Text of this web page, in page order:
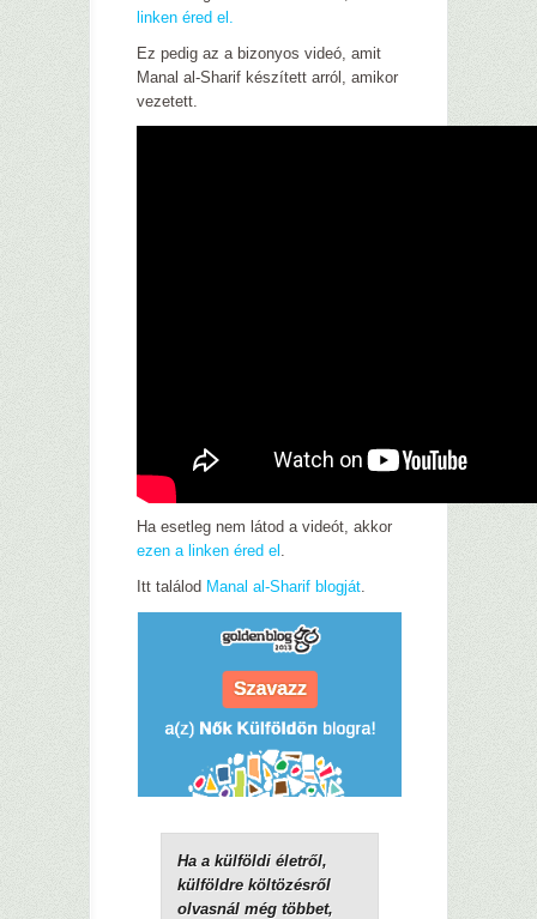
linken éred el.
Ez pedig az a bizonyos videó, amit
Manal al-Sharif készített arról, amikor
vezetett.
Ha esetleg nem látod a videót, akkor
ezen a linken éred el .
Itt találod Manal al-Sharif blogját.
Ha a külföldi életről,
külföldre költözésről
olvasnál még többet,